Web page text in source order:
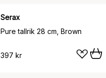
Serax
Pure tallrik 28 cm, Brown
397 kr